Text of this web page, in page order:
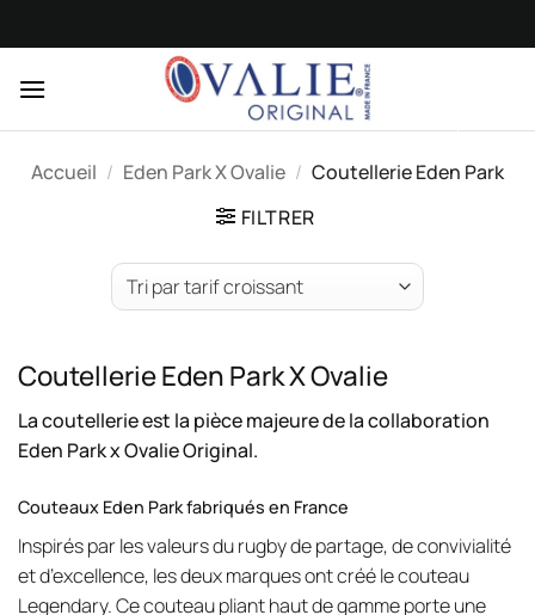
au
suspendues.
Merci de votre
compréhension.
Accueil / Eden Park X Ovalie / Coutellerie Eden Park
FILTRER
Coutellerie Eden Park X Ovalie
La coutellerie est la pièce majeure de la collaboration
Eden Park x Ovalie Original.
Couteaux Eden Park fabriqués en France
Inspirés par les valeurs du rugby de partage, de convivialité
et d’excellence, les deux marques ont créé le couteau
Legendary. Ce couteau pliant haut de gamme porte une